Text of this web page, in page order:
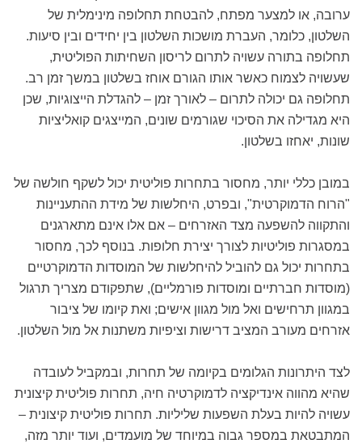
ערובה, או למצער מפתח, להבטחת תחלופה מינימלית של
השלטון, כלומר, העברת מושכות השלטון בין יחידים ובין סיעות.
תחלופה בתורה עשויה לתרום לריסון השחיתות הפוליטית,
שעשויה לצמוח כאשר אותו הגורם אוחז בשלטון במשך זמן רב.
תחלופה גם יכולה לתרום – לאורך זמן – להגדלת הייצוגיות, שכן
היא מגדילה את הסיכוי שגורמים שונים, המייצגים קואליציות
שונות, יאחזו בשלטון.
במובן כללי יותר, מחסור בתחרות פוליטית יכול לשקף חולשה של
"הרוח הדמוקרטית", ובפרט, היחלשות של מידת ההתעניינות
והתקווה להשפעה מצד האזרחים – אם אלו אינם מתארגנים
במסגרות פוליטיות לצורך יצירת חלופות. בנוסף לכך, מחסור
בתחרות יכול גם להוביל להיחלשות של המוסדות הדמוקרטיים
(מוסדות חברתיים ומוסדות פורמליים), שתפקודם מצריך תרגול
במגוון תרחישים ואל מול מגוון אישים; ואת קיומו של ציבור
אזרחים מעורב המציב דרישות וציפיות משתנות אל מול השלטון.
לצד היתרונות הגלומים בקיומה של תחרות, ובמקביל לעובדה
שהיא מהווה אינדיקציה לדמוקרטיה חיה, תחרות פוליטית קיצונית
עשויה להיות בעלת השפעות שליליות. תחרות פוליטית קיצונית –
המתבטאת במספר גבוה במיוחד של מועמדים, ועוד יותר מזה,